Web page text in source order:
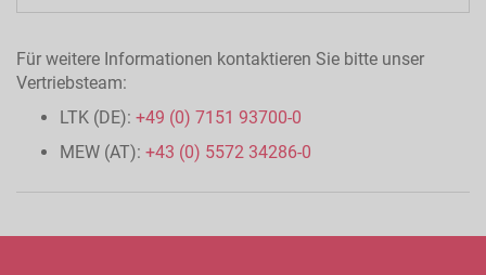
Für weitere Informationen kontaktieren Sie bitte unser
Vertriebsteam:
LTK (DE): +49 (0) 7151 93700-0
MEW (AT): +43 (0) 5572 34286-0